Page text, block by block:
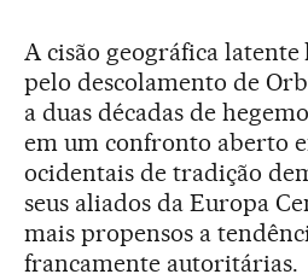
A cisão geográfica latente
pelo descolamento de
a duas décadas de
em um confronto aberto
ocidentais de tradição
seus aliados da Europa
mais propensos a
francamente autoritárias.